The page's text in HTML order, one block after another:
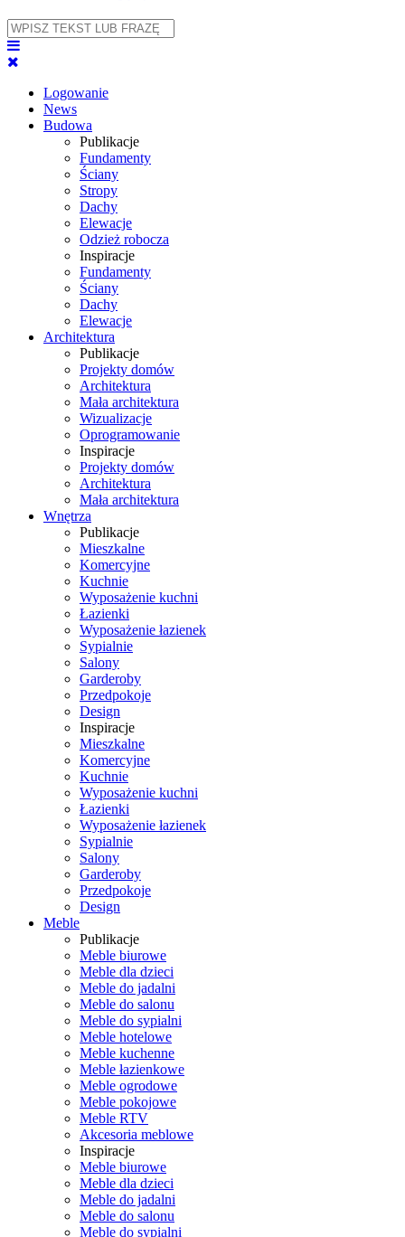
Logowanie
News
Budowa
Publikacje
Fundamenty
Ściany
Stropy
Dachy
Elewacje
Odzież robocza
Inspiracje
Fundamenty
Ściany
Dachy
Elewacje
Architektura
Publikacje
Projekty domów
Architektura
Mała architektura
Wizualizacje
Oprogramowanie
Inspiracje
Projekty domów
Architektura
Mała architektura
Wnętrza
Publikacje
Mieszkalne
Komercyjne
Kuchnie
Wyposażenie kuchni
Łazienki
Wyposażenie łazienek
Sypialnie
Salony
Garderoby
Przedpokoje
Design
Inspiracje
Mieszkalne
Komercyjne
Kuchnie
Wyposażenie kuchni
Łazienki
Wyposażenie łazienek
Sypialnie
Salony
Garderoby
Przedpokoje
Design
Meble
Publikacje
Meble biurowe
Meble dla dzieci
Meble do jadalni
Meble do salonu
Meble do sypialni
Meble hotelowe
Meble kuchenne
Meble łazienkowe
Meble ogrodowe
Meble pokojowe
Meble RTV
Akcesoria meblowe
Inspiracje
Meble biurowe
Meble dla dzieci
Meble do jadalni
Meble do salonu
Meble do sypialni